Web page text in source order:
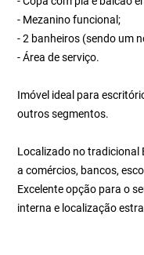
- Mezanino funcional;
- 2 banheiros (sendo um
- Área de serviço.
Imóvel ideal para
outros segmentos.
Localizado no tradicional
a comércios, bancos,
Excelente opção para o
interna e localização